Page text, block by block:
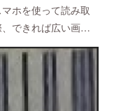
ホを使って読み取
、できれば広い画…